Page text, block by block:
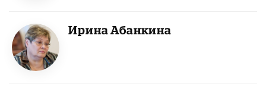
Ирина Абанкина